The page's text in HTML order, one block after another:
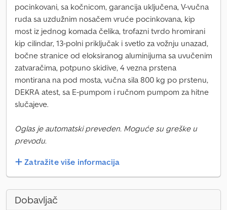
pocinkovani, sa kočnicom, garancija uključena, V-vučna
ruda sa uzdužnim nosačem vruće pocinkovana, kip
most iz jednog komada čelika, trofazni tvrdo hromirani
kip cilindar, 13-polni priključak i svetlo za vožnju unazad,
bočne stranice od eloksiranog aluminijuma sa uvučenim
zatvaračima, potpuno skidive, 4 vezna prstena
montirana na pod mosta, vučna sila 800 kg po prstenu,
DEKRA atest, sa E-pumpom i ručnom pumpom za hitne
slučajeve.
Oglas je automatski preveden. Moguće su greške u
prevodu.
Zatražite više informacija
Dobavljač